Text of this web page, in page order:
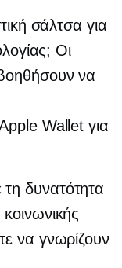
σάλτσα για
Οι
να
Wallet για
δυνατότητα
να γνωρίζουν